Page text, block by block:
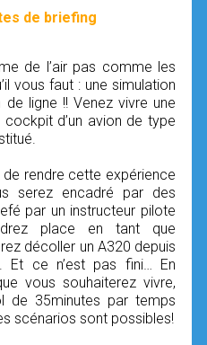
de briefing
de l’air pas comme les
vous faut : une simulation
ligne !! Venez vivre une
d’un avion de type
rendre cette expérience
serez encadré par des
par un instructeur pilote
place en tant que
décoller un A320 depuis
Et ce n’est pas fini… En
vous souhaiterez vivre,
de 35minutes par temps
scénarios sont possibles!